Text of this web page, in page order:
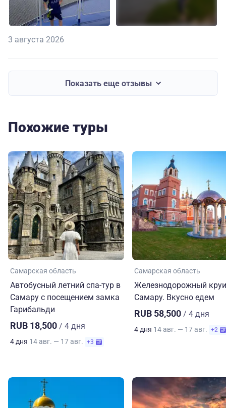
3 августа 2026
Показать еще отзывы
Похожие туры
Самарская область
Автобусный летний спа-тур в
Самару с посещением замка
Гарибальди
RUB 18,500 / 4 дня
4 дня 14 авг. — 17 авг. +3
Самарская область
Железнодорожный
Самару. Вкусно едем
RUB 58,500 / 4 дня
4 дня 14 авг. — 17 авг. +2